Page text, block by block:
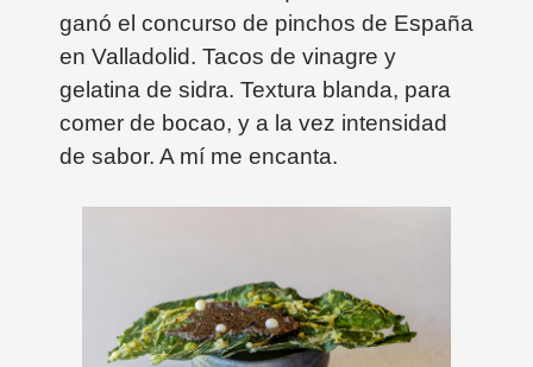
ganó el concurso de pinchos de España
en Valladolid. Tacos de vinagre y
gelatina de sidra. Textura blanda, para
comer de bocao, y a la vez intensidad
de sabor. A mí me encanta.